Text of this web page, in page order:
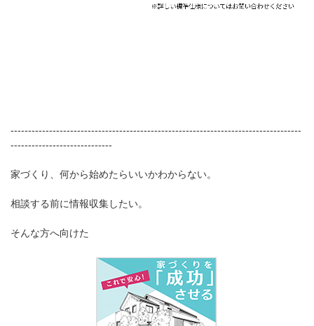
-----------------------------------------------------------------------------------
-----------------------------
家づくり、何から始めたらいいかわからない。
相談する前に情報収集したい。
そんな方へ向けた